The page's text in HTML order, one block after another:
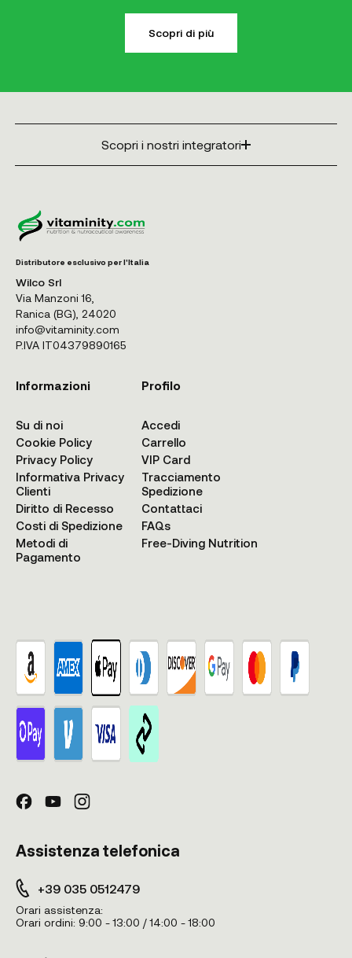
Scopri di più
Scopri i nostri integratori
Distributore esclusivo per l'Italia
Wilco Srl
Via Manzoni 16,
Ranica (BG), 24020
info@vitaminity.com
P.IVA IT04379890165
Informazioni
Su di noi
Cookie Policy
Privacy Policy
Informativa Privacy
Clienti
Diritto di Recesso
Costi di Spedizione
Metodi di
Pagamento
Profilo
Accedi
Carrello
VIP Card
Tracciamento
Spedizione
Contattaci
FAQs
Free-Diving Nutrition
Assistenza telefonica
+39 035 0512479
Orari assistenza:
Orari ordini: 9:00 - 13:00 / 14:00 - 18:00